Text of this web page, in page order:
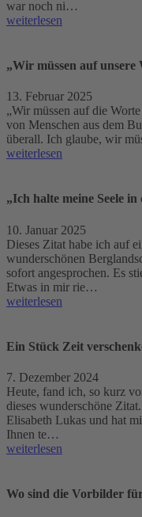
war noch ni…
weiterlesen
„Wir müssen auf unsere
13. Februar 2025
„Wir müssen auf die
von Menschen aus dem
überall. Ich glaube, wir
weiterlesen
„Ich halte meine Seele in
10. Januar 2025
Dieses Zitat habe ich auf
wunderschönen
sofort angesprochen. Es
Etwas in mir rie…
weiterlesen
Ein Stück Zeit
7. Dezember 2024
Heute, fand ich, so kurz
dieses wunderschöne
Elisabeth Lukas und hat
Ihnen te…
weiterlesen
Wo sind die Vorbilder